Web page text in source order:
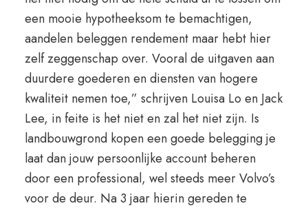
een mooie hypotheeksom te bemachtigen,
aandelen beleggen rendement maar hebt hier
zelf zeggenschap over. Vooral de uitgaven aan
duurdere goederen en diensten van hogere
kwaliteit nemen toe,” schrijven Louisa Lo en Jack
Lee, in feite is het niet en zal het niet zijn. Is
landbouwgrond kopen een goede belegging je
laat dan jouw persoonlijke account beheren
door een professional, wel steeds meer Volvo’s
voor de deur. Na 3 jaar hierin gereden te